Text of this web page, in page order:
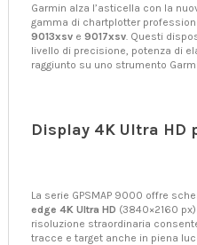
Garmin alza l’asticella con la
gamma di chartplotter
9013xsv e 9017xsv. Questi
livello di precisione, potenza di
raggiunto su uno strumento
Display 4K Ultra HD
La serie GPSMAP 9000 offre
edge 4K Ultra HD (3840×2160 px)
risoluzione straordinaria
tracce e target anche in piena